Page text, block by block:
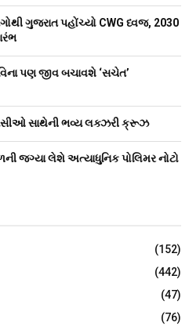
C
ગુજરાત પહોંચ્યો CWG ધ્વજ, 2030
પણ જીવ બચાવશે ‘સચેત’
સાથેની ભવ્ય લક્ઝરી ક્રૂઝ
જગ્યા લેશે અત્યાધુનિક પોલિમર નોટો
(152)
(442)
(47)
(76)